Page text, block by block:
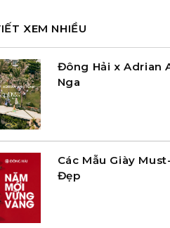
XEM NHIỀU
Đông Hải x Adrian
Nga
Các Mẫu Giày
Đẹp